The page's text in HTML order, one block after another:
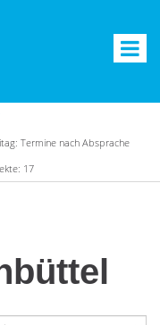
Termine nach Absprache
17